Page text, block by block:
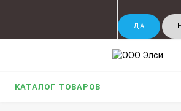
КАТАЛОГ ТОВАРОВ